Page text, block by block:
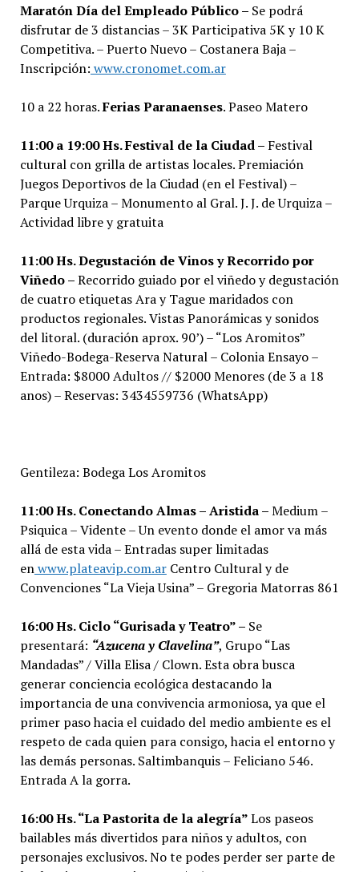
Maratón Día del Empleado Público – Se podrá
disfrutar de 3 distancias – 3K Participativa 5K y 10 K
Competitiva. – Puerto Nuevo – Costanera Baja –
Inscripción: www.cronomet.com.ar
10 a 22 horas.Ferias Paranaenses. Paseo Matero
11:00 a 19:00 Hs. Festival de la Ciudad – Festival
cultural con grilla de artistas locales. Premiación
Juegos Deportivos de la Ciudad (en el Festival) –
Parque Urquiza – Monumento al Gral. J. J. de Urquiza –
Actividad libre y gratuita
11:00 Hs. Degustación de Vinos y Recorrido por
Viñedo –Recorrido guiado por el viñedo y degustación
de cuatro etiquetas Ara y Tague maridados con
productos regionales. Vistas Panorámicas y sonidos
del litoral. (duración aprox. 90’) – “Los Aromitos”
Viñedo-Bodega-Reserva Natural – Colonia Ensayo –
Entrada: $8000 Adultos // $2000 Menores (de 3 a 18
anos) – Reservas: 3434559736 (WhatsApp)
Gentileza: Bodega Los Aromitos
11:00 Hs. Conectando Almas – Aristida –Medium –
Psiquica – Vidente – Un evento donde el amor va más
allá de esta vida – Entradas super limitadas
enwww.plateavip.com.arCentro Cultural y de
Convenciones “La Vieja Usina” – Gregoria Matorras 861
16:00 Hs. Ciclo “Gurisada y Teatro” – Se
presentará: “Azucena y Clavelina”, Grupo “Las
Mandadas” / Villa Elisa / Clown. Esta obra busca
generar conciencia ecológica destacando la
importancia de una convivencia armoniosa, ya que el
primer paso hacia el cuidado del medio ambiente es el
respeto de cada quien para consigo, hacia el entorno y
las demás personas. Saltimbanquis – Feliciano 546.
Entrada A la gorra.
16:00 Hs. “La Pastorita de la alegría”Los paseos
bailables más divertidos para niños y adultos, con
personajes exclusivos. No te podes perder ser parte de